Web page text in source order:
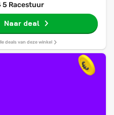
5 Racestuur
Naar deal
deals van deze winkel